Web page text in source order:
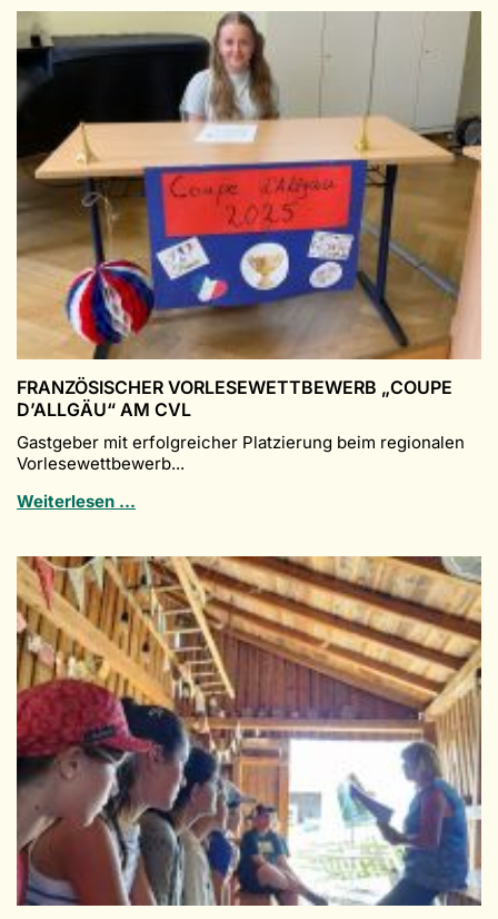
Kälbern
FRANZÖSISCHER VORLESEWETTBEWERB „COUPE
D’ALLGÄU“ AM CVL
Gastgeber mit erfolgreicher Platzierung beim regionalen
Vorlesewettbewerb...
Weiterlesen …
d’Allgäu“
am
CvL